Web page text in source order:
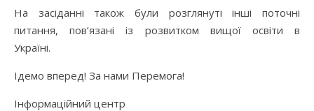
На засіданні також були розглянуті інші поточні
питання, пов’язані із розвитком вищої освіти в
Україні.
Ідемо вперед! За нами Перемога!
Інформаційний центр